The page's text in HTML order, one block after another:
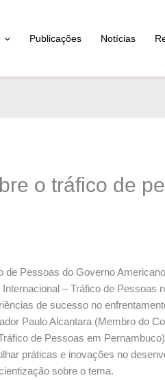
Publicações Notícias
o tráfico de
Pessoas do Governo
– Tráfico de Pessoas
de sucesso no
Paulo Alcantara (Membro do
de Pessoas em
práticas e inovações no
sobre o tema.